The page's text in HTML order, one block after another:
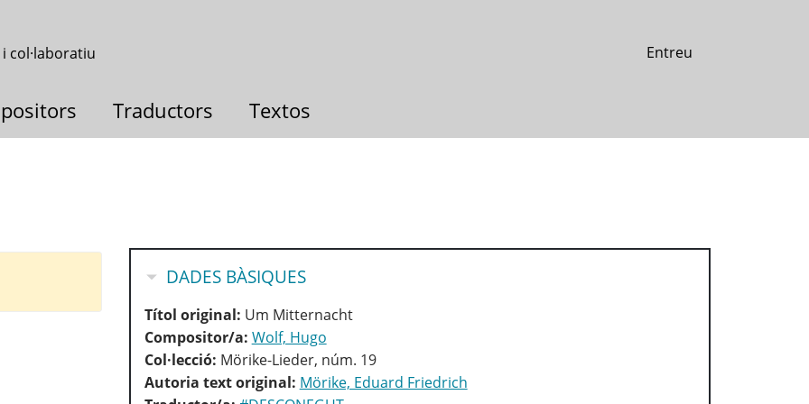
col·laboratiu Entreu
Traductors Textos
OCULTA
DADES BÀSIQUES
Títol original: Um Mitternacht
Compositor/a: Wolf, Hugo
Col·lecció: Mörike-Lieder, núm. 19
Autoria text original: Mörike, Eduard Friedrich